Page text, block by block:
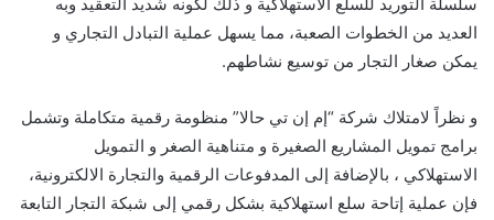
العديد من الخطوات الصعبة، مما يسهل عملية التبادل التجاري و
يمكن صغار التجار من توسيع نشاطهم.
و نظراً لامتلاك شركة “إم إن تي حالا” منظومة رقمية متكاملة وتشمل
برامج تمويل المشاريع الصغيرة و متناهية الصغر و التمويل
الاستهلاكي ، بالإضافة إلى المدفوعات الرقمية والتجارة الالكترونية،
فإن عملية إتاحة سلع استهلاكية بشكل رقمي إلى شبكة التجار التابعة